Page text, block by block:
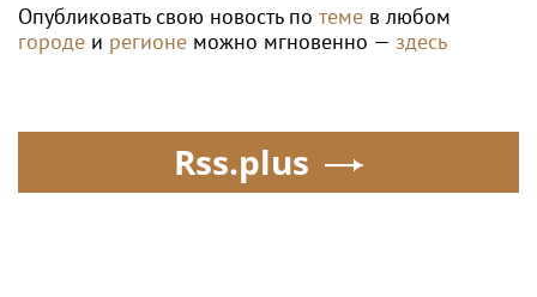
Опубликовать свою новость по теме в любом
городе и регионе можно мгновенно — здесь
Rss.plus